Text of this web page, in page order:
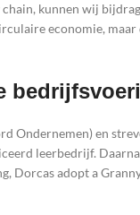
kunnen wij
economie,
Ondernemen) en
leerbedrijf.
Dorcas adopt a